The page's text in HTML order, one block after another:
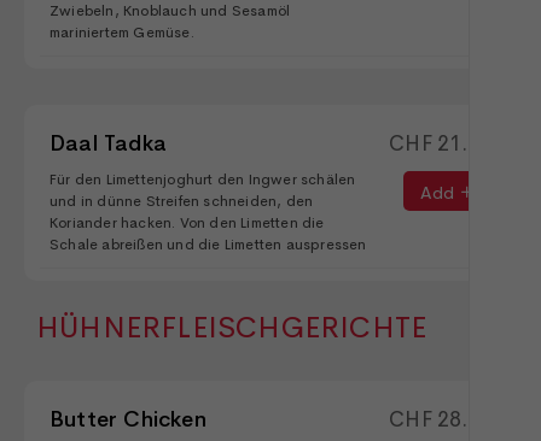
Zwiebeln, Knoblauch und Sesamöl
mariniertem Gemüse.
Daal Tadka
Für den Limettenjoghurt den Ingwer schälen
und in dünne Streifen schneiden, den
Koriander hacken. Von den Limetten die
Schale abreißen und die Limetten auspressen
CHF21.90
Add
HÜHNERFLEISCHGERICHTE
Butter Chicken CHF28.90